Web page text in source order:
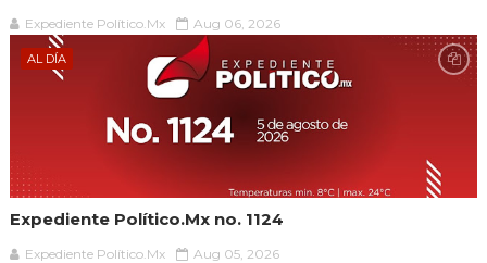
Expediente Político.Mx Aug 06, 2026
AL DÍA
Expediente Político.Mx no. 1124
Expediente Político.Mx Aug 05, 2026